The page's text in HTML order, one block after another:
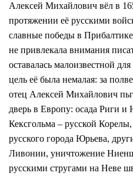
Алексей Михайлович вёл в
протяжении её русскими
славные победы в
не привлекала внимания
оставалась малоизвестной
цель её была немалая: за
отец Алексей Михайлович
дверь в Европу: осада Риги и
Кексгольма – русской
русского города Юрьева,
Ливонии, уничтожение
русскими стругами на Неве